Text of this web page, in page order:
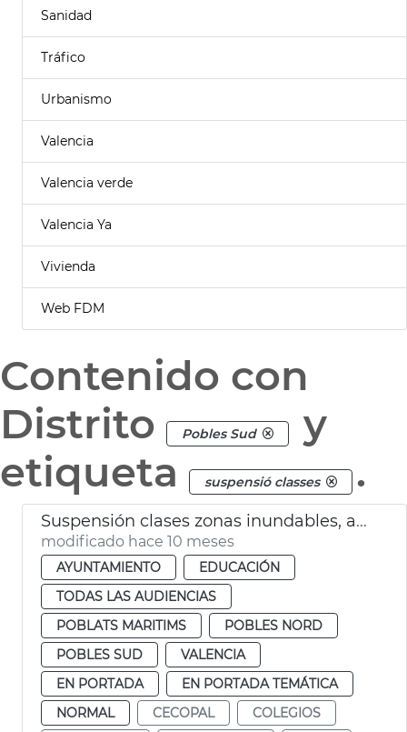
Sanidad
Tráfico
Urbanismo
Valencia
Valencia verde
Valencia Ya
Vivienda
Web FDM
Contenido con
Distrito
Pobles Sud
y
etiqueta
suspensió classes .
Suspensión clases zonas inundables, afectados dana y fachada marítima
modificado hace 10 meses
AYUNTAMIENTO
EDUCACIÓN
TODAS LAS AUDIENCIAS
POBLATS MARITIMS
POBLES NORD
POBLES SUD
VALENCIA
EN PORTADA
EN PORTADA TEMÁTICA
NORMAL
CECOPAL
COLEGIOS